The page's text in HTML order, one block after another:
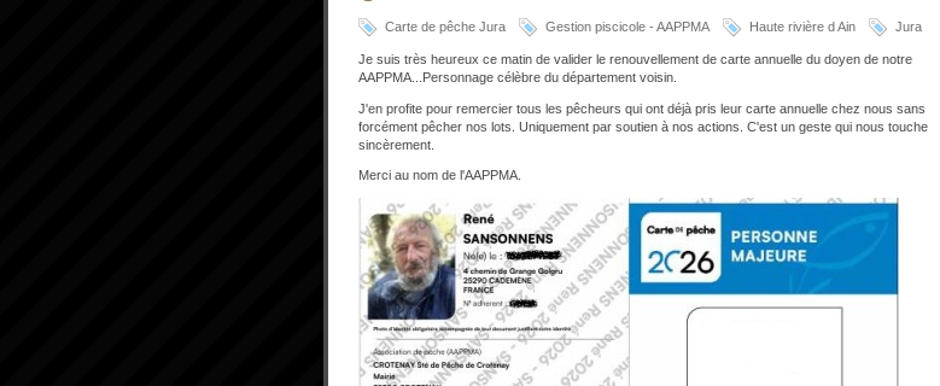
Carte de pêche Jura Gestion piscicole - AAPPMA Haute rivière d Ain Jura
Je suis très heureux ce matin de valider le renouvellement de carte annuelle du doyen de notre
AAPPMA...Personnage célèbre du département voisin.
J'en profite pour remercier tous les pêcheurs qui ont déjà pris leur carte annuelle chez nous sans
forcément pêcher nos lots. Uniquement par soutien à nos actions. C'est un geste qui nous touche
sincèrement.
Merci au nom de l'AAPPMA.